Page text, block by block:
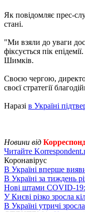
Як повідомляє прес-
стані.
"Ми взяли до уваги
фіксується пік
Шимків.
Своєю чергою,
своєї стратегії
Наразі в Україні
Новини від
Читайте
Коронавірус
В Україні вперше
В Україні за тиждень
Нові штами COVID-19:
У Києві різко зросла
В Україні утричі